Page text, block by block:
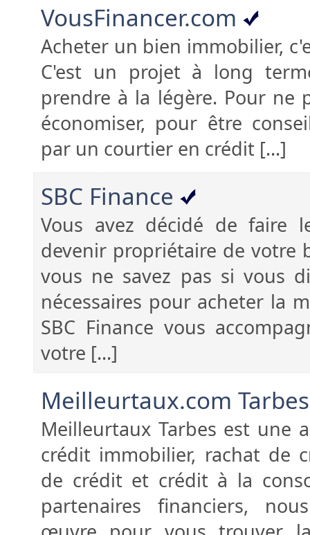
VousFinancer.com
Acheter un bien immobilier,
C'est un projet à long
prendre à la légère. Pour ne
économiser, pour être
par un courtier en crédit [...]
SBC Finance
Vous avez décidé de faire
devenir propriétaire de votre
vous ne savez pas si vous
nécessaires pour acheter la
SBC Finance vous
votre [...]
Meilleurtaux.com
Meilleurtaux Tarbes est une
crédit immobilier, rachat de
de crédit et crédit à la
partenaires financiers,